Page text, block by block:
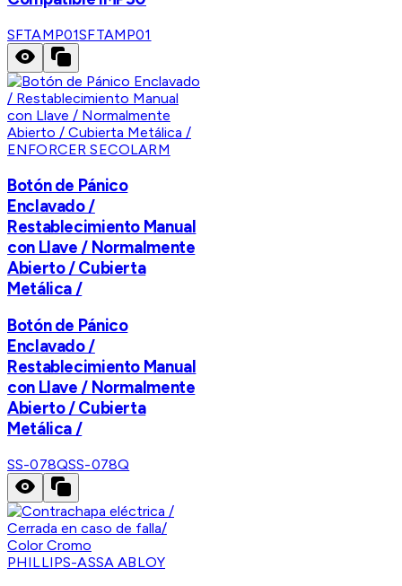
SFTAMP01SFTAMP01
ENFORCER SECOLARM
Botón de Pánico
Enclavado /
Restablecimiento Manual
con Llave / Normalmente
Abierto / Cubierta
Metálica /
Botón de Pánico
Enclavado /
Restablecimiento Manual
con Llave / Normalmente
Abierto / Cubierta
Metálica /
SS-078QSS-078Q
PHILLIPS-ASSA ABLOY